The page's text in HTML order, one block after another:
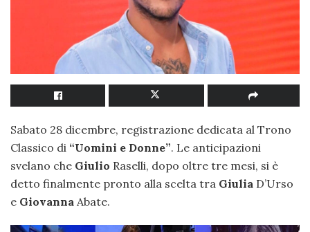
Sabato 28 dicembre, registrazione dedicata al Trono
Classico di “Uomini e Donne”. Le anticipazioni
svelano che Giulio Raselli, dopo oltre tre mesi, si è
detto finalmente pronto alla scelta tra Giulia D’Urso
e Giovanna Abate.